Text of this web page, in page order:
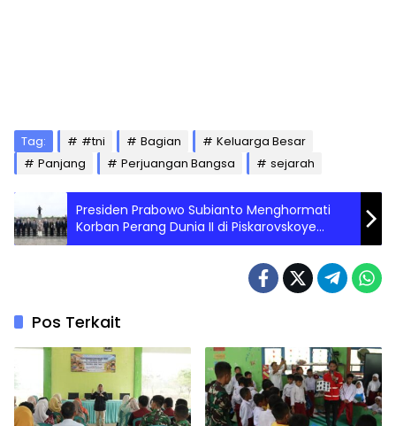
Tag: #tni Bagian
Keluarga Besar
Panjang
Perjuangan Bangsa sejarah
Presiden Prabowo Subianto Menghormati
Korban Perang Dunia II di Piskarovskoye
Memorial Cemetery
Pos Terkait